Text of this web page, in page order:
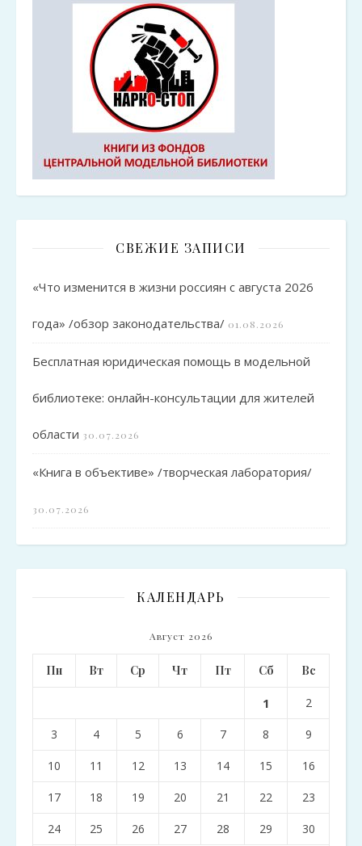
СВЕЖИЕ ЗАПИСИ
«Что изменится в жизни россиян с августа 2026
года» /обзор законодательства/ 01.08.2026
Бесплатная юридическая помощь в модельной
библиотеке: онлайн-консультации для жителей
области 30.07.2026
«Книга в объективе» /творческая лаборатория/
30.07.2026
КАЛЕНДАРЬ
Август 2026
Пн Вт Ср Чт Пт Сб Вс
1 2
3 4 5 6 7 8 9
10 11 12 13 14 15 16
17 18 19 20 21 22 23
24 25 26 27 28 29 30